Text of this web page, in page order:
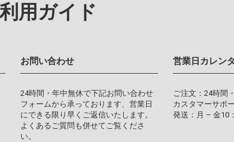
用ガイド
お問い合わせ
24時間・年中無休で下記お問い合わせ
フォームから承っております、営業日
にできる限り早くご返信いたします。
よくあるご質問も併せてご覧くださ
い。
営業日カレン
ご注文：24時間
カスタマーサポ
発送：月 – 金10